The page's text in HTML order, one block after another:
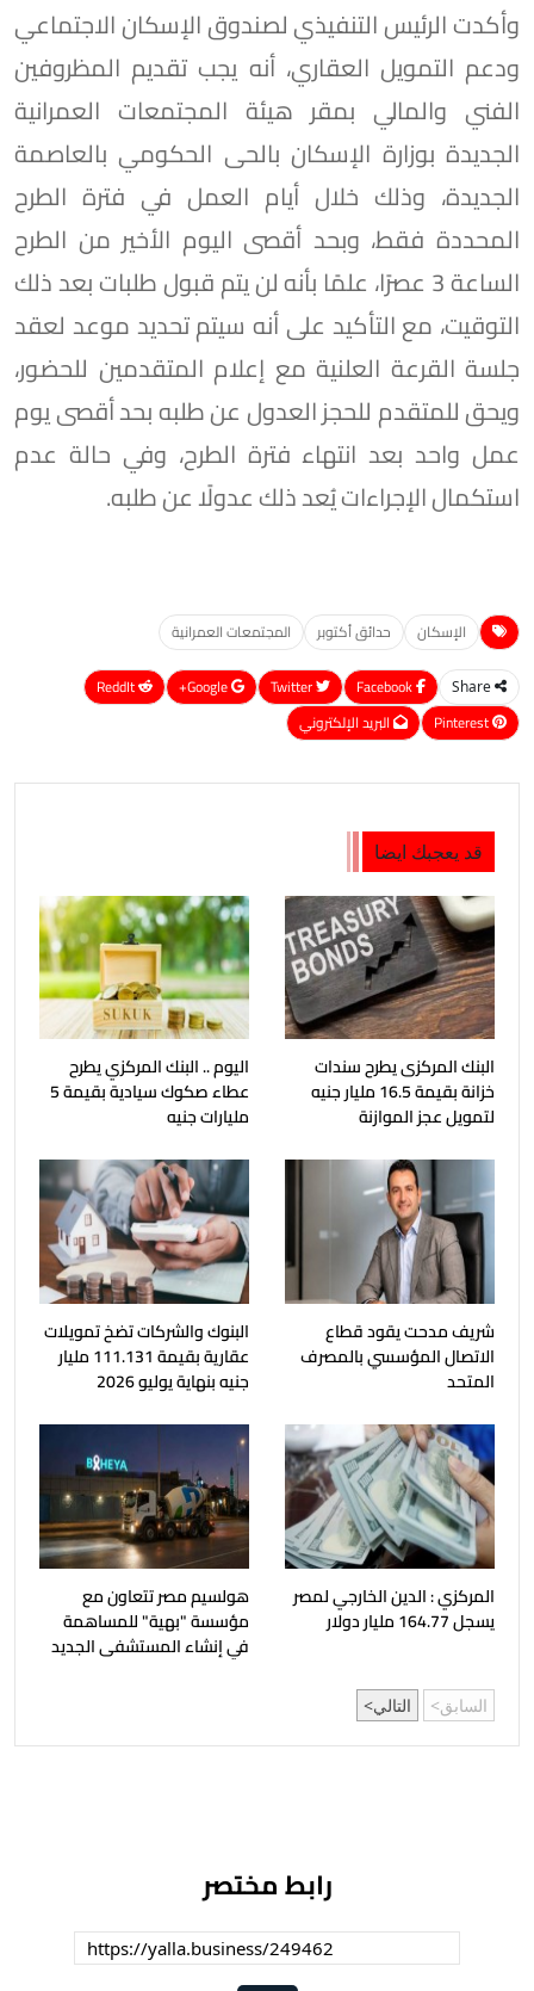
وأكدت الرئيس التنفيذي لصندوق الإسكان الاجتماعي
ودعم التمويل العقاري، أنه يجب تقديم المظروفين
الفني والمالي بمقر هيئة المجتمعات العمرانية
الجديدة بوزارة الإسكان بالحى الحكومي بالعاصمة
الجديدة، وذلك خلال أيام العمل في فترة الطرح
المحددة فقط، وبحد أقصى اليوم الأخير من الطرح
الساعة 3 عصرًا، علمًا بأنه لن يتم قبول طلبات بعد ذلك
التوقيت، مع التأكيد على أنه سيتم تحديد موعد لعقد
جلسة القرعة العلنية مع إعلام المتقدمين للحضور،
ويحق للمتقدم للحجز العدول عن طلبه بحد أقصى يوم
عمل واحد بعد انتهاء فترة الطرح، وفي حالة عدم
استكمال الإجراءات يُعد ذلك عدولًا عن طلبه.
الإسكان حدائق أكتوبر المجتمعات العمرانية
Share
Google+
ReddIt
Pinterest
البريد الإلكتروني
قد يعجبك ايضا
البنك المركزى يطرح سندات
خزانة بقيمة 16.5 مليار جنيه
لتمويل عجز الموازنة
اليوم .. البنك المركزي يطرح
عطاء صكوك سيادية بقيمة 5
مليارات جنيه
شريف مدحت يقود قطاع
الاتصال المؤسسي بالمصرف
المتحد
البنوك والشركات تضخ تمويلات
عقارية بقيمة 111.131 مليار
جنيه بنهاية يوليو 2026
المركزي : الدين الخارجي لمصر
يسجل 164.77 مليار دولار
هولسيم مصر تتعاون مع
مؤسسة "بهية" للمساهمة
في إنشاء المستشفى الجديد
السابق التالي
رابط مختصر